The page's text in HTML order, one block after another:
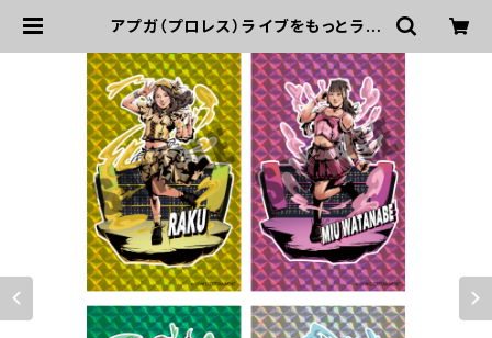
アプガ（プロレス）ライブをもっとラビ
ログラムステッカー | UP UP GIRLS
SHOP